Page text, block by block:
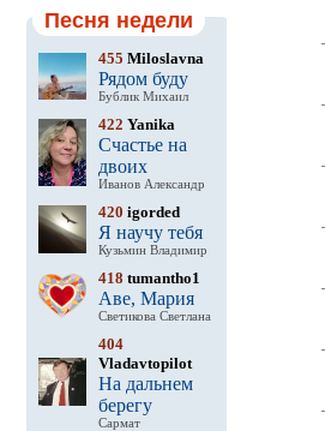
Песня недели
455 Miloslavna
Рядом буду
Бублик Михаил
422 Yanika
Счастье на
двоих
Иванов Александр
420 igorded
Я научу тебя
Кузьмин Владимир
418 tumantho1
Аве, Мария
Светикова Светлана
404
Vladavtopilot
На дальнем
берегу
Сармат